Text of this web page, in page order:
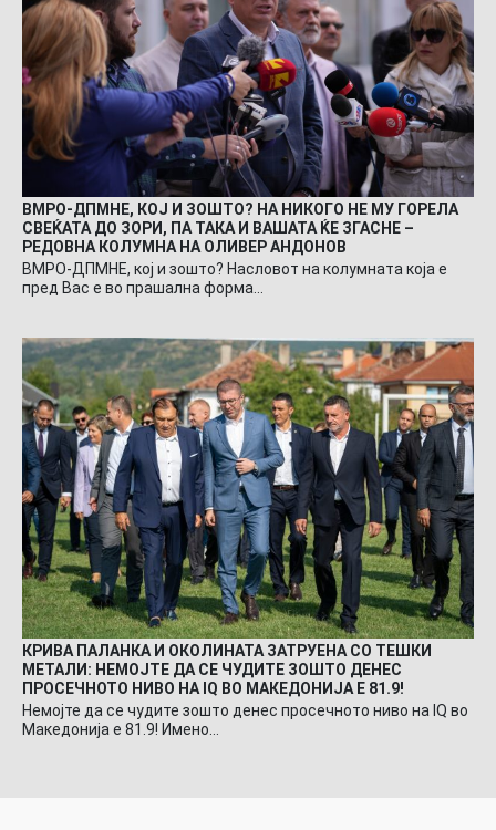
ВМРО-ДПМНЕ, КОЈ И ЗОШТО? НА НИКОГО НЕ МУ ГОРЕЛА
СВЕЌАТА ДО ЗОРИ, ПА ТАКА И ВАШАТА ЌЕ ЗГАСНЕ –
РЕДОВНА КОЛУМНА НА ОЛИВЕР АНДОНОВ
ВМРО-ДПМНЕ, кој и зошто? Насловот на колумната која е
пред Вас е во прашална форма…
КРИВА ПАЛАНКА И ОКОЛИНАТА ЗАТРУЕНА СО ТЕШКИ
МЕТАЛИ: НЕМОЈТЕ ДА СЕ ЧУДИТЕ ЗОШТО ДЕНЕС
ПРОСЕЧНОТО НИВО НА IQ ВО МАКЕДОНИЈА Е 81.9!
Немојте да се чудите зошто денес просечното ниво на IQ во
Македонија е 81.9! Имено…